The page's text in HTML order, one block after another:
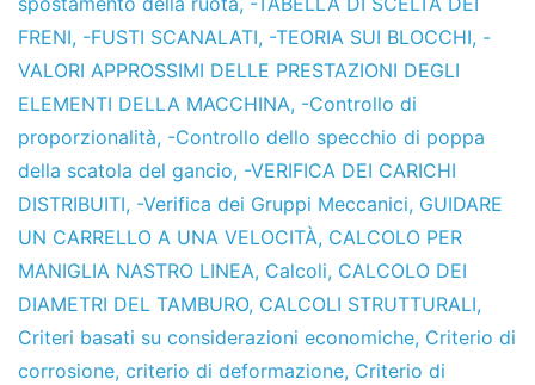
FRENI, -FUSTI SCANALATI, -TEORIA SUI BLOCCHI, -
VALORI APPROSSIMI DELLE PRESTAZIONI DEGLI
ELEMENTI DELLA MACCHINA, -Controllo di
proporzionalità, -Controllo dello specchio di poppa
della scatola del gancio, -VERIFICA DEI CARICHI
DISTRIBUITI, -Verifica dei Gruppi Meccanici, GUIDARE
UN CARRELLO A UNA VELOCITÀ, CALCOLO PER
MANIGLIA NASTRO LINEA, Calcoli, CALCOLO DEI
DIAMETRI DEL TAMBURO, CALCOLI STRUTTURALI,
Criteri basati su considerazioni economiche, Criterio di
corrosione, criterio di deformazione, Criterio di